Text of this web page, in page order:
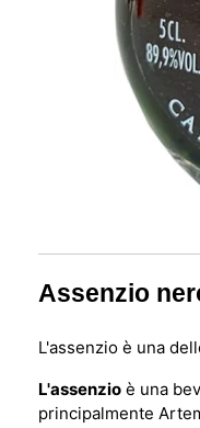
Assenzio
L'assenzio è una
L'assenzio è una
principalmente